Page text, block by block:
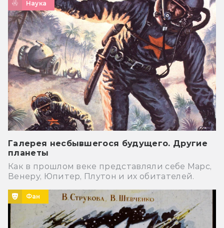
Наука
Галерея несбывшегося будущего. Другие
планеты
Как в прошлом веке представляли себе Марс,
Венеру, Юпитер, Плутон и их обитателей.
Фан